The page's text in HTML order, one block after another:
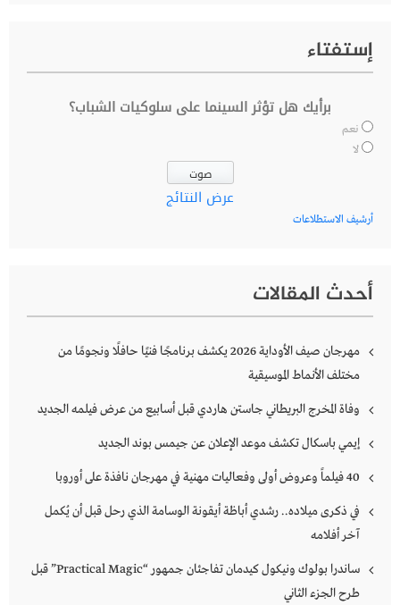
إستفتاء
برأيك هل تؤثر السينما على سلوكيات الشباب؟
نعم
لا
عرض النتائج
أرشيف الاستطلاعات
أحدث المقالات
مهرجان صيف الأوداية 2026 يكشف برنامجًا فنيًا حافلًا ونجومًا من
مختلف الأنماط الموسيقية
وفاة المخرج البريطاني جاستن هاردي قبل أسابيع من عرض فيلمه الجديد
إيمي باسكال تكشف موعد الإعلان عن جيمس بوند الجديد
40 فيلماً وعروض أولى وفعاليات مهنية في مهرجان نافذة على أوروبا
في ذكرى ميلاده.. رشدي أباظة أيقونة الوسامة الذي رحل قبل أن يُكمل
آخر أفلامه
ساندرا بولوك ونيكول كيدمان تفاجئان جمهور “Practical Magic” قبل
طرح الجزء الثاني